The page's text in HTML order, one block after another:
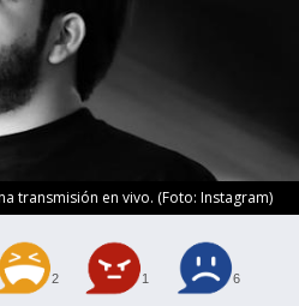
transmisión en vivo. (Foto: Instagram)
2 1 6